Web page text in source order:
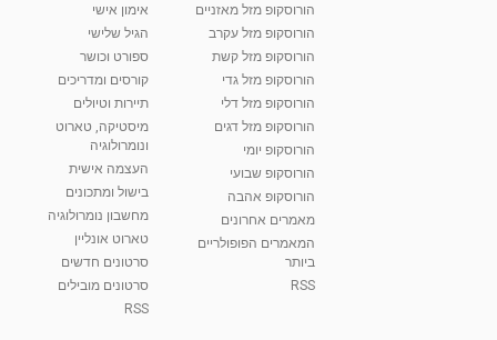
01:37
יוסי שר - מתמחה בשיטת אלכסנדר וטאי צ'י
2,734 צפיות
01:46
רנה רז-גילו -טיפול אנרגטי ויעוץ רוחני - נומרולוגית
2,309 צפיות
05:37
סודות בתאריך הלידה, משמעות חודש הלידה -
ינואר זינה ליבשיץ נומרולוגית
ליסה גרוסמן - המרכז לאימון התנהגותי - קשב
הורוסקופ מזל מאזניים
הורוסקופ מזל עקרב
הורוסקופ מזל קשת
הורוסקופ מזל גדי
הורוסקופ מזל דלי
הורוסקופ מזל דגים
הורוסקופ יומי
הורוסקופ שבועי
הורוסקופ אהבה
מאמרים אחרונים
המאמרים הפופולריים
ביותר
RSS
אימון אישי
הגיל שלישי
ספורט וכושר
קורסים ומדריכים
תיירות וטיולים
מיסטיקה, טארוט
ונומרולוגיה
העצמה אישית
בישול ומתכונים
מחשבון נומרולוגיה
טארוט אונליין
סרטונים חדשים
סרטונים מובילים
RSS